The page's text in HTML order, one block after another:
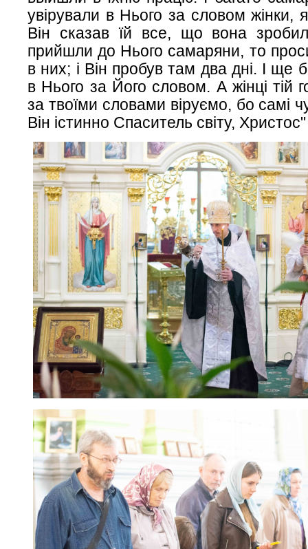
увірували в Нього за словом жінки,
Він сказав їй все, що вона
прийшли до Нього самаряни, то
в них; і Він пробув там два дні. І ще
в Нього за Його словом. А жінці тій
за твоїми словами віруємо, бо самі
Він істинно Спаситель світу,